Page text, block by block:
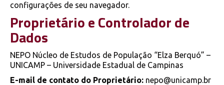
configurações de seu navegador.
Proprietário e Controlador de
Dados
NEPO Núcleo de Estudos de População “Elza Berquó” –
UNICAMP – Universidade Estadual de Campinas
E-mail de contato do Proprietário: nepo@unicamp.br